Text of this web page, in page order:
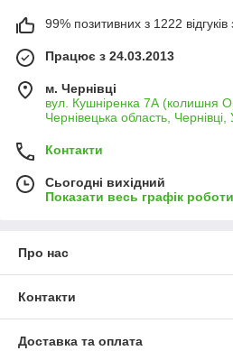
99% позитивних з 1222 відгуків
Працює з 24.03.2013
м. Чернівці
вул. Кушніренка 7А (колишня
Чернівецька область, Чернівці,
Контакти
Сьогодні вихідний
Показати весь графік роботи
Про нас
Контакти
Доставка та оплата